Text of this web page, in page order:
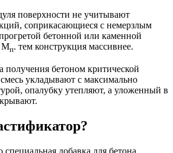
поверхности не учитывают
соприкасающиеся с немерзлым
бетонной или каменной
Мп. тем конструкция массивнее.
получения бетоном критической
укладывают с максимально
опалубку утепляют, а уложенный в
добавка для бетона,